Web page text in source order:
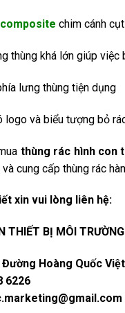
chim cánh
thùng khá lớn giúp
lưng thùng tiện dụng
logo và biểu tượng bỏ
thùng rác hình con
cung cấp thùng rác
xin vui lòng liên hệ:
THIẾT BỊ MÔI
Đường Hoàng Quốc
6226